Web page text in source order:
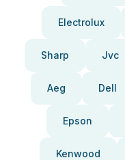
Electrolux
Sharp Jvc
Aeg Dell
Epson
Kenwood